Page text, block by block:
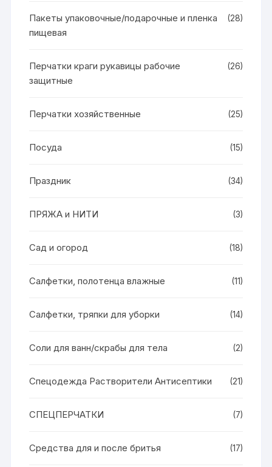
Пакеты упаковочные/подарочные и пленка
пищевая
(28)
Перчатки краги рукавицы рабочие
защитные
(26)
Перчатки хозяйственные (25)
Посуда (15)
Праздник (34)
ПРЯЖА и НИТИ (3)
Сад и огород (18)
Салфетки, полотенца влажные (11)
Салфетки, тряпки для уборки (14)
Соли для ванн/скрабы для тела (2)
Спецодежда Растворители Антисептики (21)
СПЕЦПЕРЧАТКИ (7)
Средства для и после бритья (17)